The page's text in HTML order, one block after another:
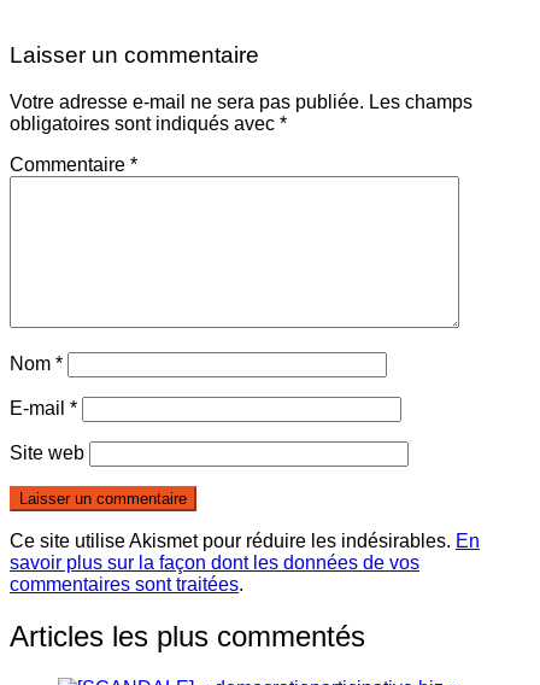
Laisser un commentaire
Votre adresse e-mail ne sera pas publiée. Les champs
obligatoires sont indiqués avec *
Commentaire *
Nom *
E-mail *
Site web
Ce site utilise Akismet pour réduire les indésirables. En
savoir plus sur la façon dont les données de vos
commentaires sont traitées.
Articles les plus commentés